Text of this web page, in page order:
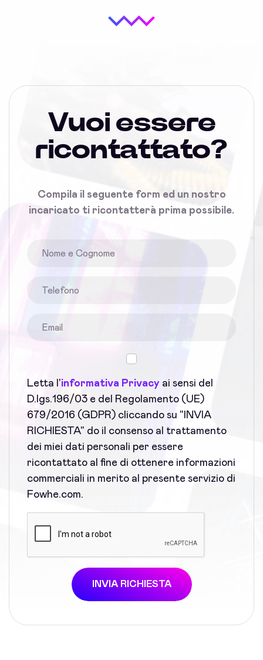
Vuoi essere
ricontattato?
Compila il seguente form ed un nostro
incaricato ti ricontatterà prima possibile.
Letta l'informativa Privacy ai sensi del
D.lgs.196/03 e del Regolamento (UE)
679/2016 (GDPR) cliccando su "INVIA
RICHIESTA" do il consenso al trattamento
dei miei dati personali per essere
ricontattato al fine di ottenere informazioni
commerciali in merito al presente servizio di
Fowhe.com.
INVIA RICHIESTA